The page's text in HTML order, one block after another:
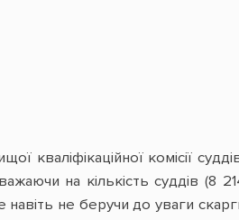
кваліфікаційної комісії
на кількість суддів (8
навіть не беручи до уваги